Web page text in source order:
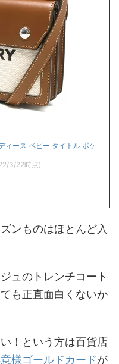
ィース ベビー タイトル ポケ
3/22時点)
ンものはほとんど入
ュのトレンチコート
も正直面白くないか
！という方は百貨店
様ゴールドカードが